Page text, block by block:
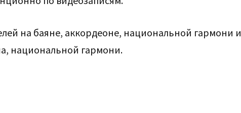
на баяне, аккордеоне, национальной гармони и
национальной гармони.